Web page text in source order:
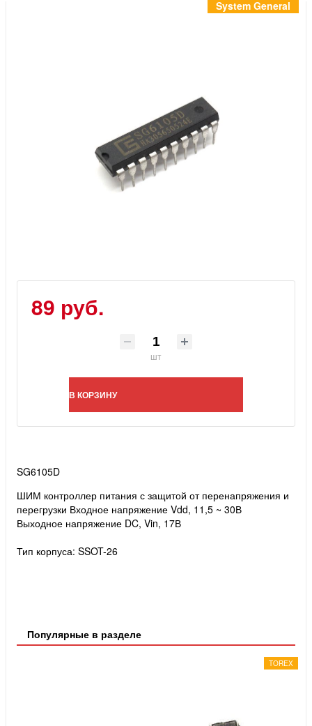
System General
89 руб.
шт
В КОРЗИНУ
SG6105D
ШИМ контроллер питания с защитой от перенапряжения и
перегрузки Входное напряжение Vdd, 11,5 ~ 30В
Выходное напряжение DC, Vin, 17В
Тип корпуса: SSOT-26
Популярные в разделе
TOREX